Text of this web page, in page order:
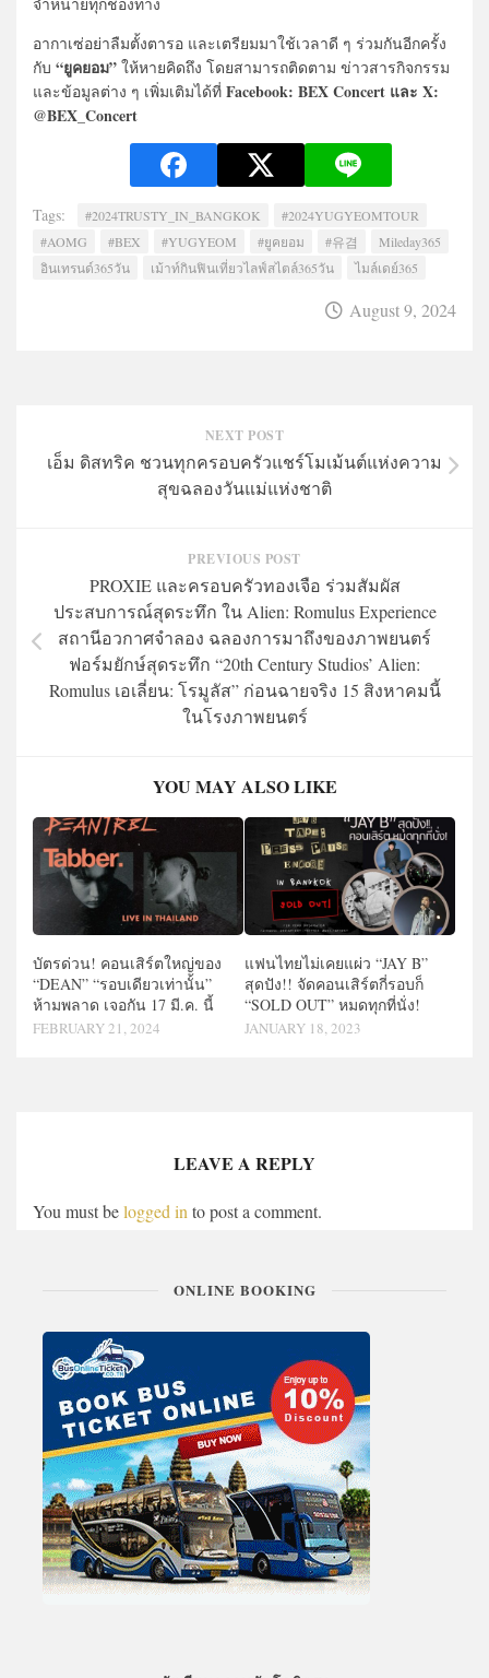
อากาเซ่อย่าลืมตั้งตารอ และเตรียมมาใช้เวลาดี ๆ ร่วมกันอีกครั้ง
กับ “ยูคยอม” ให้หายคิดถึง โดยสามารถติดตาม ข่าวสารกิจกรรม
และข้อมูลต่าง ๆ เพิ่มเติมได้ที่ Facebook: BEX Concert และ X:
@BEX_Concert
Tags: #2024TRUSTY_IN_BANGKOK
#2024YUGYEOMTOUR
#AOMG
#BEX #YUGYEOM #ยูคยอม #유겸
Mileday365
อินเทรนด์365วัน
เม้าท์กินฟินเที่ยวไลฟ์สไตล์365วัน ไมล์เดย์365
August 9, 2024
NEXT POST
เอ็ม ดิสทริค ชวนทุกครอบครัวแชร์โมเม้นต์แห่งความ
สุขฉลองวันแม่แห่งชาติ
PREVIOUS POST
PROXIE และครอบครัวทองเจือ ร่วมสัมผัส
ประสบการณ์สุดระทึก ใน Alien: Romulus Experience
สถานีอวกาศจำลอง ฉลองการมาถึงของภาพยนตร์
ฟอร์มยักษ์สุดระทึก “20th Century Studios’ Alien:
Romulus เอเลี่ยน: โรมูลัส” ก่อนฉายจริง 15 สิงหาคมนี้
ในโรงภาพยนตร์
YOU MAY ALSO LIKE
บัตรด่วน! คอนเสิร์ตใหญ่ของ
“DEAN” “รอบเดียวเท่านั้น”
ห้ามพลาด เจอกัน 17 มี.ค. นี้
FEBRUARY 21, 2024
แฟนไทยไม่เคยแผ่ว “JAY B”
สุดปัง!! จัดคอนเสิร์ตกี่รอบก็
“SOLD OUT” หมดทุกที่นั่ง!
JANUARY 18, 2023
LEAVE A REPLY
You must belogged into post a comment.
ONLINE BOOKING